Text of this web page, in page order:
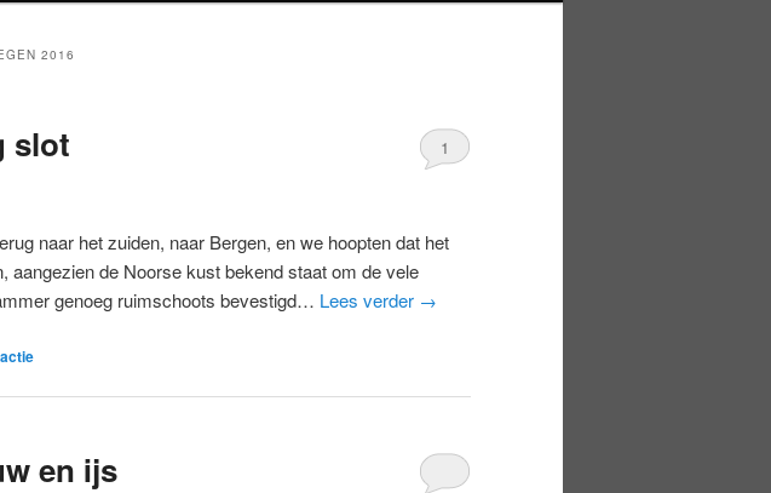
2016
slot 1
naar het zuiden, naar Bergen, en we hoopten dat het
aangezien de Noorse kust bekend staat om de vele
genoeg ruimschoots bevestigd… Lees verder →
en ijs